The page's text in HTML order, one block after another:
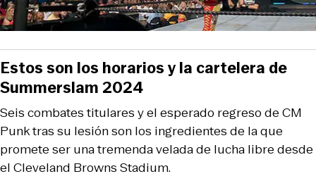
Seis combates titulares y el esperado regreso de CM
Punk tras su lesión son los ingredientes de la que
promete ser una tremenda velada de lucha libre desde
el Cleveland Browns Stadium.
Estos son los horarios y la cartelera de
Summerslam 2024